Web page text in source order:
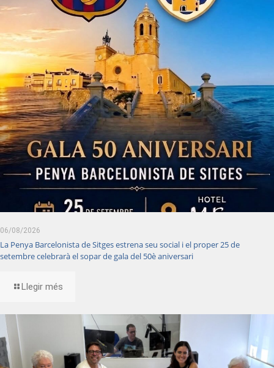
06/08/2026
La Penya Barcelonista de Sitges estrena seu social i el proper 25 de
setembre celebrarà el sopar de gala del 50è aniversari
Llegir més